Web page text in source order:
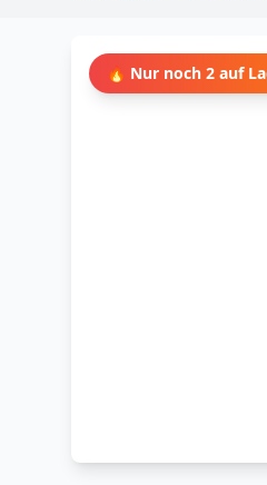
🔥 Nur noch 2 auf